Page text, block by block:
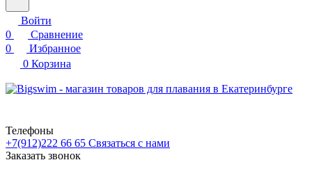
Войти
0
Сравнение
0
Избранное
0 Корзина
Телефоны
+7(912)222 66 65 Связаться с нами
Заказать звонок